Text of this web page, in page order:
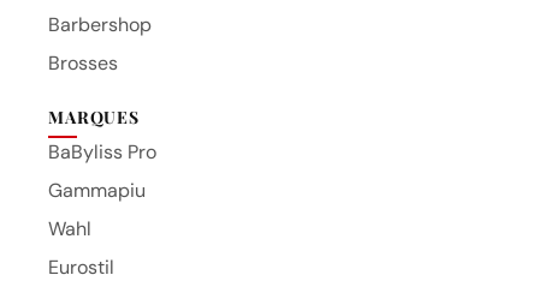
Barbershop
Brosses
MARQUES
BaByliss Pro
Gammapiu
Wahl
Eurostil